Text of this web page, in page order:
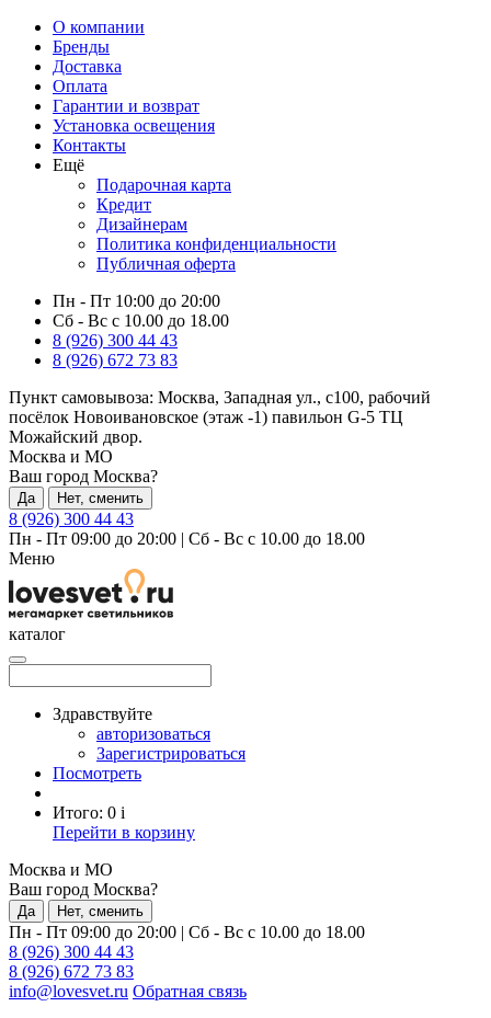
О компании
Бренды
Доставка
Оплата
Гарантии и возврат
Установка освещения
Контакты
Ещё
Подарочная карта
Кредит
Дизайнерам
Политика конфиденциальности
Публичная оферта
Пн - Пт 10:00 до 20:00
Сб - Вс с 10.00 до 18.00
8 (926) 300 44 43
8 (926) 672 73 83
Пункт самовывоза: Москва, Западная ул., с100, рабочий
посёлок Новоивановское (этаж -1) павильон G-5 ТЦ
Можайский двор.
Москва и МО
Ваш город Москва?
Да Нет, сменить
8 (926) 300 44 43
Пн - Пт 09:00 до 20:00 | Сб - Вс с 10.00 до 18.00
Меню
каталог
Здравствуйте
авторизоваться
Зарегистрироваться
Посмотреть
Итого: 0 i
Перейти в корзину
Москва и МО
Ваш город Москва?
Да Нет, сменить
Пн - Пт 09:00 до 20:00 | Сб - Вс с 10.00 до 18.00
8 (926) 300 44 43
8 (926) 672 73 83
info@lovesvet.ru Обратная связь